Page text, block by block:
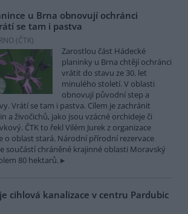
u Brna obnovují ochránci
se tam i pastva
(ČTK)
Zarostlou část Hádecké
planinky u Brna chtějí ochránci
vrátit do stavu ze 30. let
minulého století. V oblasti
obnovují původní step a
Vrátí se tam i pastva. Cílem je zachránit
a živočichů, jako jsou vzácné orchideje či
ČTK to řekl Vilém Jurek z organizace
o oblast stará. Národní přírodní rezervace
součástí chráněné krajinné oblasti Moravský
80 hektarů.
cihlová kanalizace v centru Pardubic